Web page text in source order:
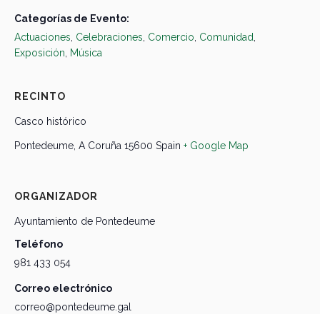
Categorías de Evento:
Actuaciones Celebraciones Comercio Comunidad
Exposición
Música
RECINTO
Casco histórico
Pontedeume A Coruña 15600 Spain + Google Map
ORGANIZADOR
Ayuntamiento de Pontedeume
Teléfono
981 433 054
Correo electrónico
correo@pontedeume.gal